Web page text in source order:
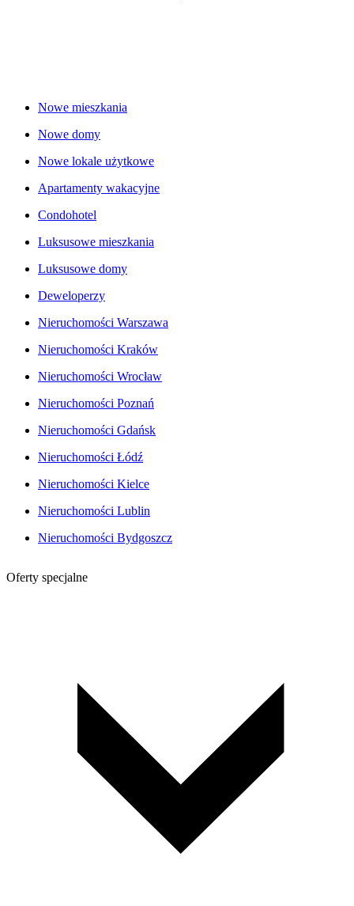
Nowe mieszkania
Nowe domy
Nowe lokale użytkowe
Apartamenty wakacyjne
Condohotel
Luksusowe mieszkania
Luksusowe domy
Deweloperzy
Nieruchomości Warszawa
Nieruchomości Kraków
Nieruchomości Wrocław
Nieruchomości Poznań
Nieruchomości Gdańsk
Nieruchomości Łódź
Nieruchomości Kielce
Nieruchomości Lublin
Nieruchomości Bydgoszcz
Oferty specjalne